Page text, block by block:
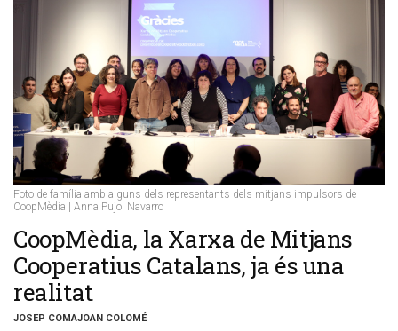
Foto de família amb alguns dels representants dels mitjans impulsors de
CoopMèdia | Anna Pujol Navarro
CoopMèdia, la Xarxa de Mitjans
Cooperatius Catalans, ja és una
realitat
JOSEP COMAJOAN COLOMÉ